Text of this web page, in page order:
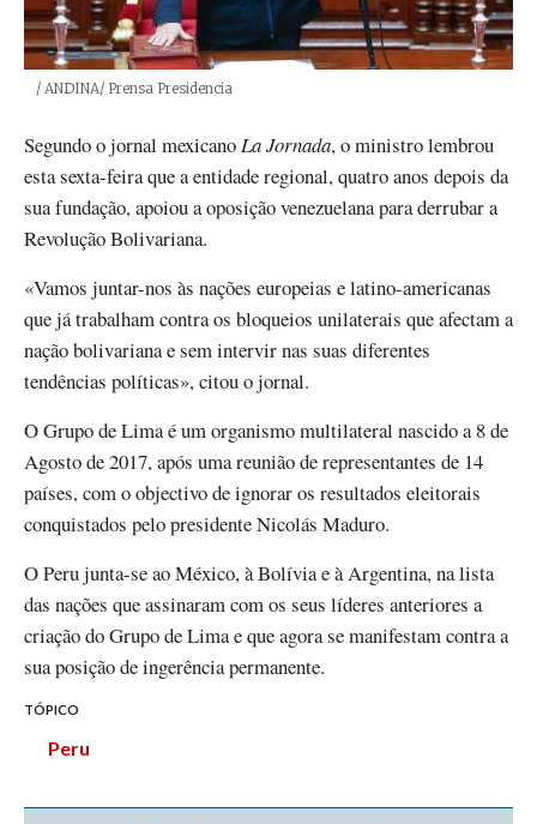
Créditos
/ ANDINA/ Prensa Presidencia
Segundo o jornal mexicanoLa Jornada, o ministro lembrou
esta sexta-feira que a entidade regional, quatro anos depois da
sua fundação, apoiou a oposição venezuelana para derrubar a
Revolução Bolivariana.
«Vamos juntar-nos às nações europeias e latino-americanas
que já trabalham contra os bloqueios unilaterais que afectam a
nação bolivariana e sem intervir nas suas diferentes
tendências políticas», citou o jornal.
O Grupo de Lima é um organismo multilateral nascido a 8 de
Agosto de 2017, após uma reunião de representantes de 14
países, com o objectivo de ignorar os resultados eleitorais
conquistados pelo presidente Nicolás Maduro.
O Peru junta-se ao México, à Bolívia e à Argentina, na lista
das nações que assinaram com os seus líderes anteriores a
criação do Grupo de Lima e que agora se manifestam contra a
sua posição de ingerência permanente.
TÓPICO
Peru